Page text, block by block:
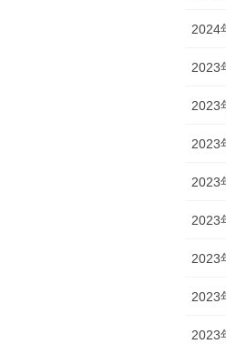
2024
2023
2023
2023
2023
2023
2023
2023
2023